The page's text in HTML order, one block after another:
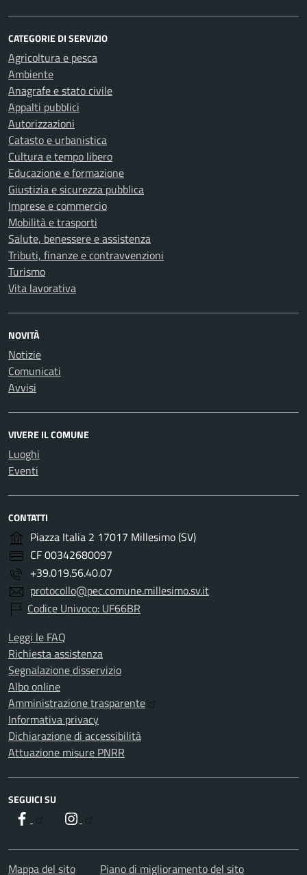
CATEGORIE DI SERVIZIO
Agricoltura e pesca
Ambiente
Anagrafe e stato civile
Appalti pubblici
Autorizzazioni
Catasto e urbanistica
Cultura e tempo libero
Educazione e formazione
Giustizia e sicurezza pubblica
Imprese e commercio
Mobilità e trasporti
Salute, benessere e assistenza
Tributi, finanze e contravvenzioni
Turismo
Vita lavorativa
NOVITÀ
Notizie
Comunicati
Avvisi
VIVERE IL COMUNE
Luoghi
Eventi
CONTATTI
Piazza Italia 2 17017 Millesimo (SV)
CF 00342680097
+39.019.56.40.07
protocollo@pec.comune.millesimo.sv.it
Codice Univoco: UF66BR
Leggi le FAQ
Richiesta assistenza
Segnalazione disservizio
Albo online
Amministrazione trasparente
Informativa privacy
Dichiarazione di accessibilità
Attuazione misure PNRR
SEGUICI SU
Facebook Instagram
Mappa del sito Piano di miglioramento del sito